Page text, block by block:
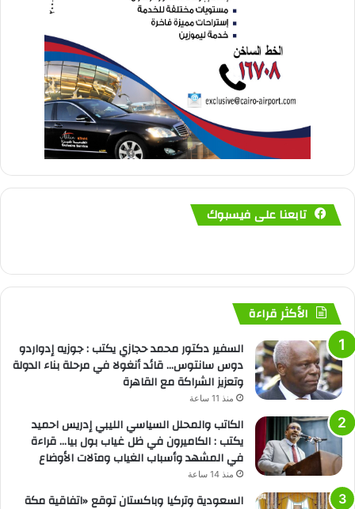
تابعنا على فيسبوك
الأكثر قراءة
السفير دكتور محمد حجازي يكتب : جوزيه إدواردو
دوس سانتوس… قائد أنغولا في مرحلة بناء الدولة
وتعزيز الشراكة مع القاهرة
منذ 11 ساعة
الكاتب والمحلل السياسي الليبي إدريس احميد
يكتب : الكاميرون في ظل غياب بول بيا… قراءة
في المشهد وأسباب الغياب ومآلات الأوضاع
منذ 14 ساعة
السعودية وتركيا وباكستان توقع «اتفاقية مكة